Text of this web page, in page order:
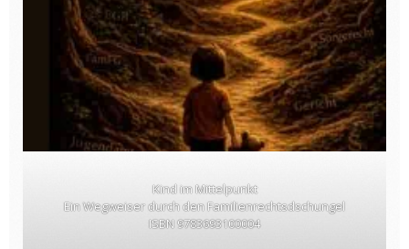
Kind im Mittelpunkt
Ein Wegweiser durch den Familienrechtsdschungel
ISBN 9783693100004